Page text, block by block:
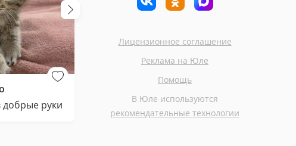
добрые руки
Котик Мартин в добрые руки
Лицензионное соглашение
Реклама на Юле
Помощь
В Юле используются
рекомендательные технологии